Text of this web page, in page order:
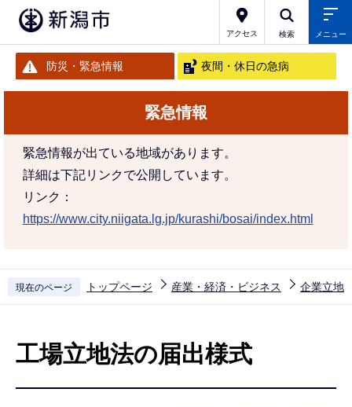
アクセス 検索 メニュー
防災・緊急情報 夜間・休日の急病
緊急情報
緊急情報が出ている地域があります。
詳細は下記リンクで公開しています。
リンク：
https://www.city.niigata.lg.jp/kurashi/bosai/index.html
現在のページ トップページ 産業・経済・ビジネス 企業立地
工場立地法の届出様式